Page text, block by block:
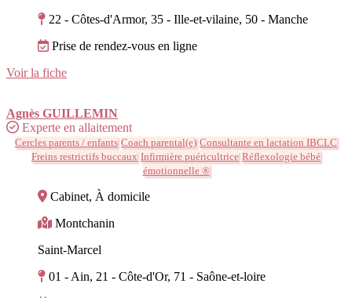
22 - Côtes-d'Armor, 35 - Ille-et-vilaine, 50 - Manche
Prise de rendez-vous en ligne
Voir la fiche
Agnès GUILLEMIN
Experte en allaitement
Cercles parents / enfants Coach parental(e) Consultante en lactation IBCLC
Freins restrictifs buccaux Infirmière puéricultrice Réflexologie bébé
émotionnelle ®
Cabinet, À domicile
Montchanin
Saint-Marcel
01 - Ain, 21 - Côte-d'Or, 71 - Saône-et-loire